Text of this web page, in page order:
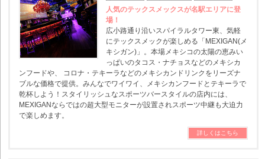
人気のテックスメックスが名駅エリアに登
場！
広小路通り沿いスパイラルタワー東、気軽
にテックスメックが楽しめる「MEXIGAN(メ
キシガン)」。本場メキシコの太陽の恵みい
っぱいのタコス・ナチョスなどのメキシカ
ンフードや、 コロナ・テキーラなどのメキシカンドリンクをリーズナ
ブルな価格で提供。みんなでワイワイ、メキシカンフードとテキーラで
乾杯しよう！スタイリッシュなスポーツバースタイルの店内には、
MEXIGANならではの超大型モニターが設置されスポーツ中継も大迫力
で楽しめます。
詳しくはこちら